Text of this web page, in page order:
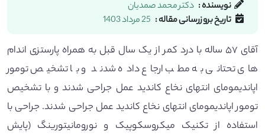
نویسنده : دکتر محمد صمدیان
تاریخ بروزرسانی مقاله : 25 مرداد 1403
آقای ۵۷ ساله با درد کمر از یک سال قبل به همراه پارستزی اندام
های تحتانی به مطب ارجاع داده شدند و با تشخیص تومور
اپاندیمومای انتهای نخاع کاندید عمل جراحی شدند و با تشخیص
تومور اپاندیمومای انتهای نخاع کاندید عمل جراحی شدند. جراحی با
استفاده از تکنیک میکروسکوپیک و نورومانیتورینگ (پایش